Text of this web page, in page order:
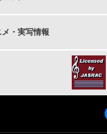
メ・実写情報